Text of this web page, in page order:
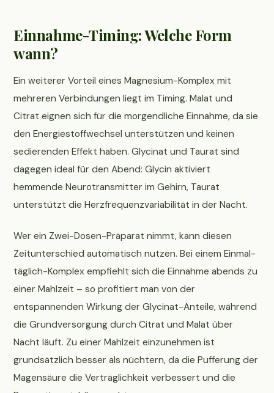
Einnahme-Timing: Welche Form
wann?
Ein weiterer Vorteil eines Magnesium-Komplex mit
mehreren Verbindungen liegt im Timing. Malat und
Citrat eignen sich für die morgendliche Einnahme, da sie
den Energiestoffwechsel unterstützen und keinen
sedierenden Effekt haben. Glycinat und Taurat sind
dagegen ideal für den Abend: Glycin aktiviert
hemmende Neurotransmitter im Gehirn, Taurat
unterstützt die Herzfrequenzvariabilität in der Nacht.
Wer ein Zwei-Dosen-Präparat nimmt, kann diesen
Zeitunterschied automatisch nutzen. Bei einem Einmal-
täglich-Komplex empfiehlt sich die Einnahme abends zu
einer Mahlzeit – so profitiert man von der
entspannenden Wirkung der Glycinat-Anteile, während
die Grundversorgung durch Citrat und Malat über
Nacht läuft. Zu einer Mahlzeit einzunehmen ist
grundsätzlich besser als nüchtern, da die Pufferung der
Magensäure die Verträglichkeit verbessert und die